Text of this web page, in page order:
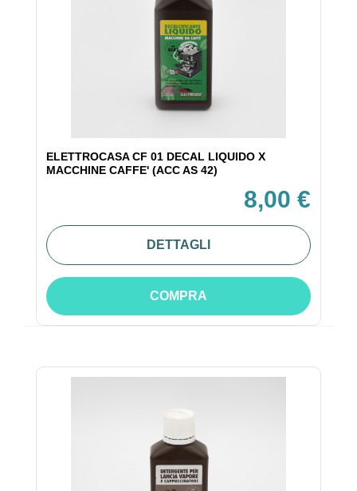
ELETTROCASA CF 01 DECAL LIQUIDO X
MACCHINE CAFFE' (ACC AS 42)
8,00 €
DETTAGLI
COMPRA